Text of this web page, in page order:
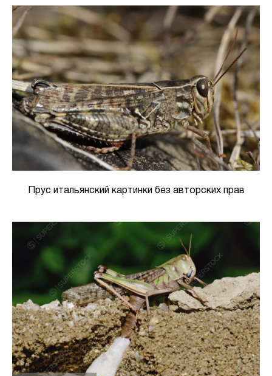
Прус итальянский картинки без авторских прав